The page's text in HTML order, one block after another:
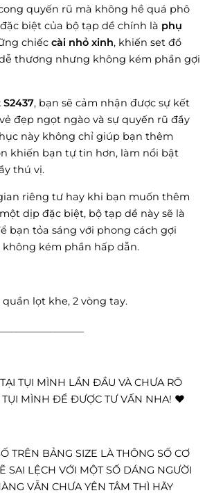
quyến rũ mà không hề quá phô
biệt của bộ tạp dề chính là phụ
chiếc cài nhỏ xinh, khiến set đồ
thương nhưng không kém phần gợi
, bạn sẽ cảm nhận được sự kết
đẹp ngọt ngào và sự quyến rũ đầy
này không chỉ giúp bạn thêm
khiến bạn tự tin hơn, làm nổi bật
thú vị.
riêng tư hay khi bạn muốn thêm
dịp đặc biệt, bộ tạp dề này sẽ là
bạn tỏa sáng với phong cách gợi
kém phần hấp dẫn.
lọt khe, 2 vòng tay.
TỤI MÌNH LẦN ĐẦU VÀ CHƯA RÕ
TỤI MÌNH ĐỂ ĐƯỢC TƯ VẤN NHA! ❤️
TRÊN BẢNG SIZE LÀ THÔNG SỐ CƠ
SAI LỆCH VỚI MỘT SỐ DÁNG NGƯỜI
VẪN CHƯA YÊN TÂM THÌ HÃY